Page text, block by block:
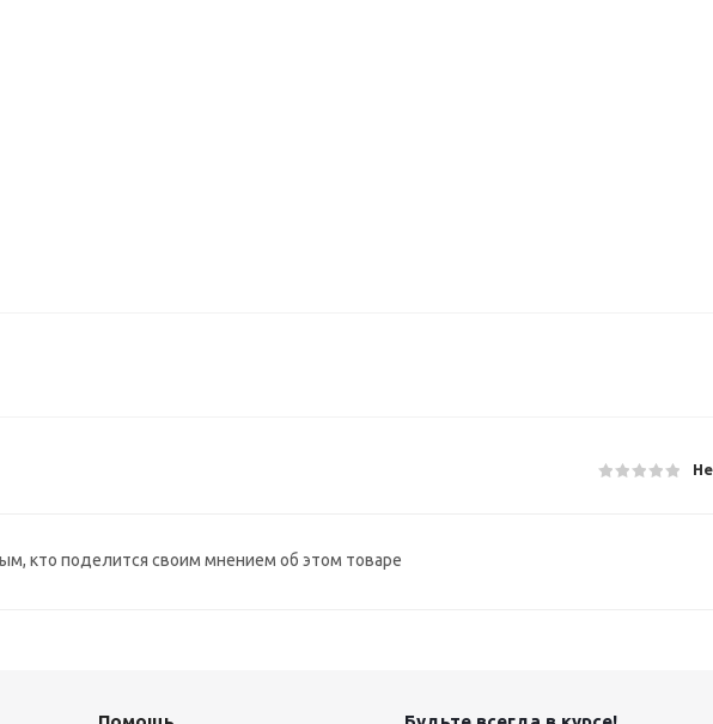
кто поделится своим мнением об этом товаре